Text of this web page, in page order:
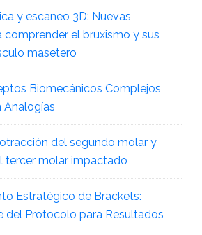
y escaneo 3D: Nuevas
comprender el bruxismo y sus
masetero
Biomecánicos Complejos
Analogías
del segundo molar y
tercer molar impactado
Estratégico de Brackets:
del Protocolo para Resultados